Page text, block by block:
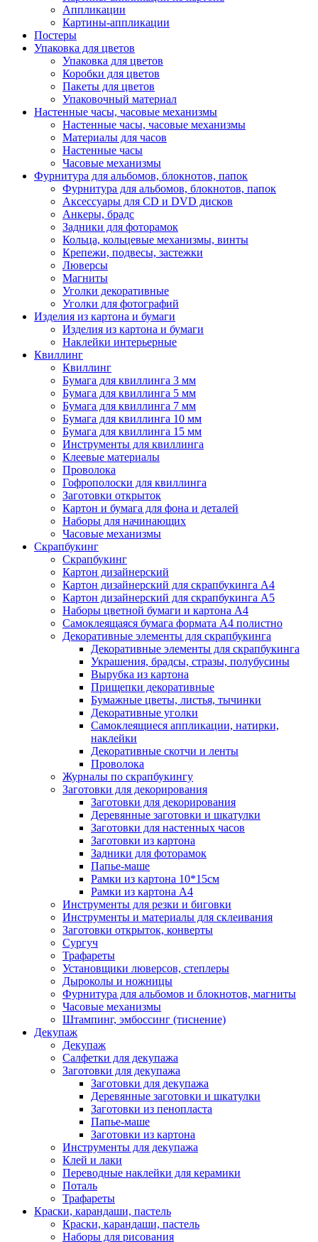
Аппликации
Картины-аппликации
Постеры
Упаковка для цветов
Упаковка для цветов
Коробки для цветов
Пакеты для цветов
Упаковочный материал
Настенные часы, часовые механизмы
Настенные часы, часовые механизмы
Материалы для часов
Настенные часы
Часовые механизмы
Фурнитура для альбомов, блокнотов, папок
Фурнитура для альбомов, блокнотов, папок
Аксессуары для CD и DVD дисков
Анкеры, брадс
Задники для фоторамок
Кольца, кольцевые механизмы, винты
Крепежи, подвесы, застежки
Люверсы
Магниты
Уголки декоративные
Уголки для фотографий
Изделия из картона и бумаги
Изделия из картона и бумаги
Наклейки интерьерные
Квиллинг
Квиллинг
Бумага для квиллинга 3 мм
Бумага для квиллинга 5 мм
Бумага для квиллинга 7 мм
Бумага для квиллинга 10 мм
Бумага для квиллинга 15 мм
Инструменты для квиллинга
Клеевые материалы
Проволока
Гофрополоски для квиллинга
Заготовки открыток
Картон и бумага для фона и деталей
Наборы для начинающих
Часовые механизмы
Скрапбукинг
Скрапбукинг
Картон дизайнерский
Картон дизайнерский для скрапбукинга А4
Картон дизайнерский для скрапбукинга А5
Наборы цветной бумаги и картона А4
Самоклеящаяся бумага формата А4 полистно
Декоративные элементы для скрапбукинга
Декоративные элементы для скрапбукинга
Украшения, брадсы, стразы, полубусины
Вырубка из картона
Прищепки декоративные
Бумажные цветы, листья, тычинки
Декоративные уголки
Самоклеящиеся аппликации, натирки,
наклейки
Декоративные скотчи и ленты
Проволока
Журналы по скрапбукингу
Заготовки для декорирования
Заготовки для декорирования
Деревянные заготовки и шкатулки
Заготовки для настенных часов
Заготовки из картона
Задники для фоторамок
Папье-маше
Рамки из картона 10*15см
Рамки из картона А4
Инструменты для резки и биговки
Инструменты и материалы для склеивания
Заготовки открыток, конверты
Сургуч
Трафареты
Установщики люверсов, степлеры
Дыроколы и ножницы
Фурнитура для альбомов и блокнотов, магниты
Часовые механизмы
Штампинг, эмбоссинг (тиснение)
Декупаж
Декупаж
Салфетки для декупажа
Заготовки для декупажа
Заготовки для декупажа
Деревянные заготовки и шкатулки
Заготовки из пенопласта
Папье-маше
Заготовки из картона
Инструменты для декупажа
Клей и лаки
Переводные наклейки для керамики
Поталь
Трафареты
Краски, карандаши, пастель
Краски, карандаши, пастель
Наборы для рисования